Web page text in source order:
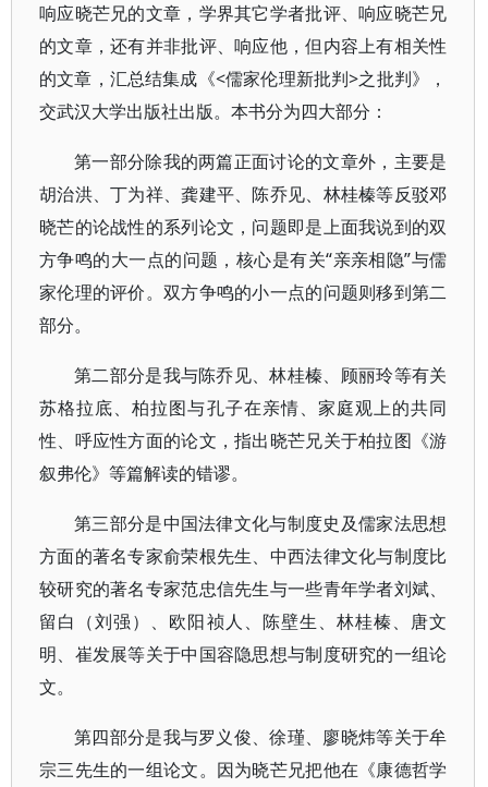
响应晓芒兄的文章，学界其它学者批评、响应晓芒兄
的文章，还有并非批评、响应他，但内容上有相关性
的文章，汇总结集成《<儒家伦理新批判>之批判》，
交武汉大学出版社出版。本书分为四大部分：
第一部分除我的两篇正面讨论的文章外，主要是
胡治洪、丁为祥、龚建平、陈乔见、林桂榛等反驳邓
晓芒的论战性的系列论文，问题即是上面我说到的双
方争鸣的大一点的问题，核心是有关“亲亲相隐”与儒
家伦理的评价。双方争鸣的小一点的问题则移到第二
部分。
第二部分是我与陈乔见、林桂榛、顾丽玲等有关
苏格拉底、柏拉图与孔子在亲情、家庭观上的共同
性、呼应性方面的论文，指出晓芒兄关于柏拉图《游
叙弗伦》等篇解读的错谬。
第三部分是中国法律文化与制度史及儒家法思想
方面的著名专家俞荣根先生、中西法律文化与制度比
较研究的著名专家范忠信先生与一些青年学者刘斌、
留白（刘强）、欧阳祯人、陈壁生、林桂榛、唐文
明、崔发展等关于中国容隐思想与制度研究的一组论
文。
第四部分是我与罗义俊、徐瑾、廖晓炜等关于牟
宗三先生的一组论文。因为晓芒兄把他在《康德哲学